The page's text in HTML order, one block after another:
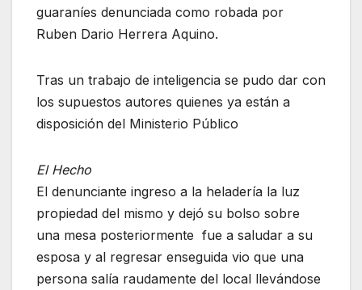
guaraníes denunciada como robada por
Ruben Dario Herrera Aquino.
Tras un trabajo de inteligencia se pudo dar con
los supuestos autores quienes ya están a
disposición del Ministerio Público
El Hecho
El denunciante ingreso a la heladería la luz
propiedad del mismo y dejó su bolso sobre
una mesa posteriormente fue a saludar a su
esposa y al regresar enseguida vio que una
persona salía raudamente del local llevándose